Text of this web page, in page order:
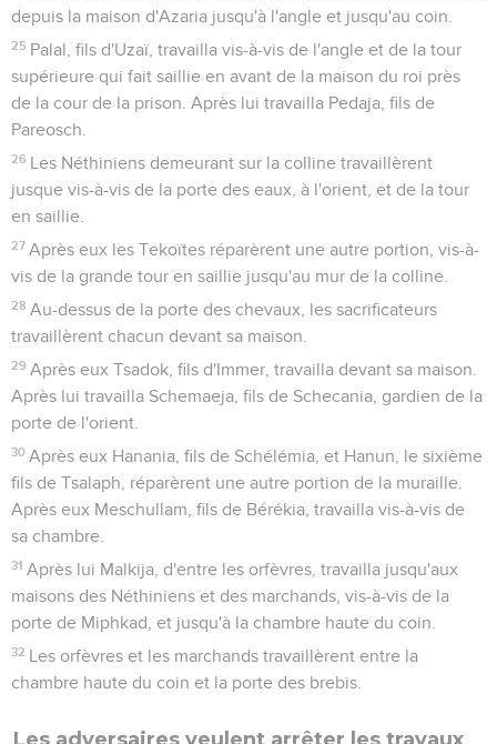
depuis la maison d'Azaria jusqu'à l'angle et jusqu'au coin.
25 Palal, fils d'Uzaï, travailla vis-à-vis de l'angle et de la tour
supérieure qui fait saillie en avant de la maison du roi près
de la cour de la prison. Après lui travailla Pedaja, fils de
Pareosch.
26 Les Néthiniens demeurant sur la colline travaillèrent
jusque vis-à-vis de la porte des eaux, à l'orient, et de la tour
en saillie.
27 Après eux les Tekoïtes réparèrent une autre portion, vis-à-
vis de la grande tour en saillie jusqu'au mur de la colline.
28 Au-dessus de la porte des chevaux, les sacrificateurs
travaillèrent chacun devant sa maison.
29 Après eux Tsadok, fils d'Immer, travailla devant sa maison.
Après lui travailla Schemaeja, fils de Schecania, gardien de la
porte de l'orient.
30 Après eux Hanania, fils de Schélémia, et Hanun, le sixième
fils de Tsalaph, réparèrent une autre portion de la muraille.
Après eux Meschullam, fils de Bérékia, travailla vis-à-vis de
sa chambre.
31 Après lui Malkija, d'entre les orfèvres, travailla jusqu'aux
maisons des Néthiniens et des marchands, vis-à-vis de la
porte de Miphkad, et jusqu'à la chambre haute du coin.
32 Les orfèvres et les marchands travaillèrent entre la
chambre haute du coin et la porte des brebis.
Les adversaires veulent arrêter les travaux